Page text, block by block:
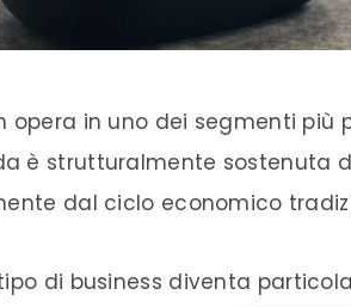
opera in uno dei segmenti più
è strutturalmente sostenuta
dal ciclo economico
di business diventa